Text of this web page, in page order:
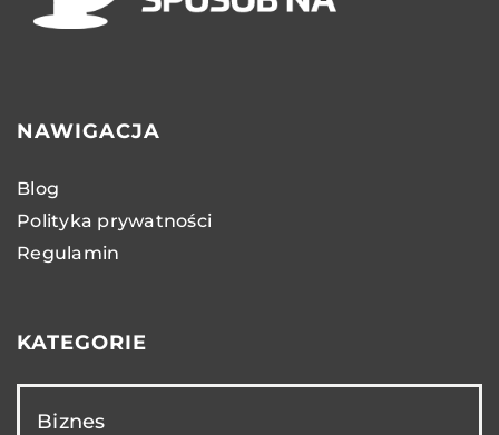
NAWIGACJA
Blog
Polityka prywatności
Regulamin
KATEGORIE
Biznes